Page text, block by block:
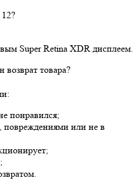
Super Retina XDR дисплеем.
товара?
понравился;
повреждениями или не в